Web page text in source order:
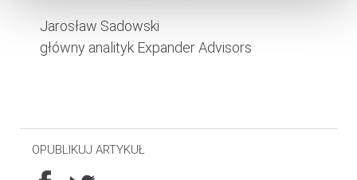
Jarosław Sadowski
główny analityk Expander Advisors
OPUBLIKUJ ARTYKUŁ